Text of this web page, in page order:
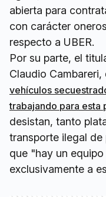
abierta para
con carácter
respecto a UBER.
Por su parte, el
Claudio Cambareri,
vehículos
trabajando para esta
desistan, tanto
transporte ilegal
que "hay un
exclusivamente a